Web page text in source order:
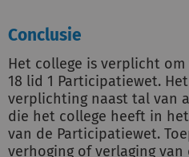
Conclusie
Het college is verplicht
18 lid 1 Participatiewet.
verplichting naast tal van
die het college heeft in
van de Participatiewet.
verhoging of verlaging